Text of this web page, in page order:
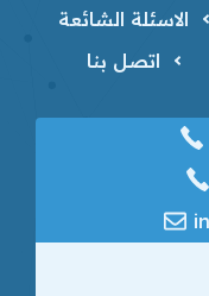
الاسئلة الشائعة
اتصل بنا